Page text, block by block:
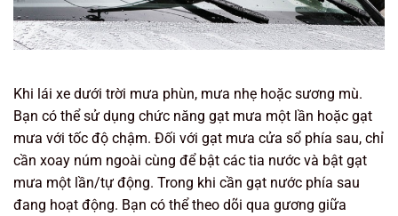
Khi lái xe dưới trời mưa phùn, mưa nhẹ hoặc sương mù.
Bạn có thể sử dụng chức năng gạt mưa một lần hoặc gạt
mưa với tốc độ chậm. Đối với gạt mưa cửa sổ phía sau, chỉ
cần xoay núm ngoài cùng để bật các tia nước và bật gạt
mưa một lần/tự động. Trong khi cần gạt nước phía sau
đang hoạt động. Bạn có thể theo dõi qua gương giữa